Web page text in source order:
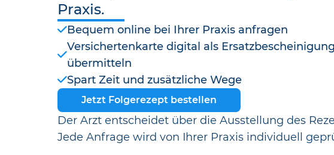
Praxis.
Bequem online bei Ihrer Praxis anfragen
Versichertenkarte digital als Ersatzbescheinigung
übermitteln
Spart Zeit und zusätzliche Wege
Jetzt Folgerezept bestellen
Der Arzt entscheidet über die Ausstellung des
Jede Anfrage wird von Ihrer Praxis individuell